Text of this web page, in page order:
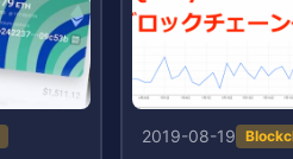
2019-08-19